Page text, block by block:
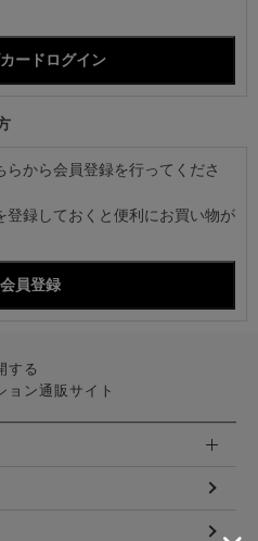
から会員登録を行ってくださ
登録しておくと便利にお買い物が
する
ョン通販サイト